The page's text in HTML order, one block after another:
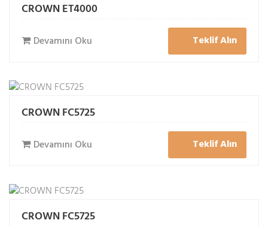
CROWN ET4000
Devamını Oku Teklif Alın
CROWN FC5725
Devamını Oku Teklif Alın
CROWN FC5725